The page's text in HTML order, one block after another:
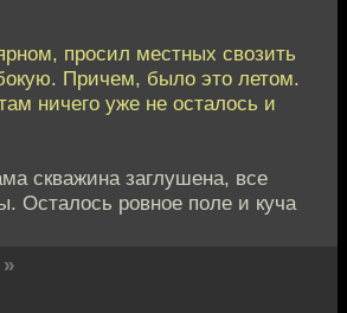
просил местных свозить
Причем, было это летом.
ничего уже не осталось и
скважина заглушена, все
Осталось ровное поле и куча
»